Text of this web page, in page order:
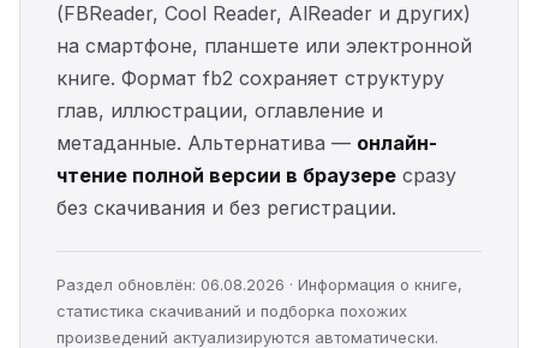
(FBReader, Cool Reader, AlReader и других)
на смартфоне, планшете или электронной
книге. Формат fb2 сохраняет структуру
глав, иллюстрации, оглавление и
метаданные. Альтернатива — онлайн-
чтение полной версии в браузере сразу
без скачивания и без регистрации.
Раздел обновлён: 06.08.2026 · Информация о книге,
статистика скачиваний и подборка похожих
произведений актуализируются автоматически.